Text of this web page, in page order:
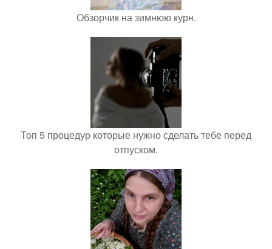
Обзорчик на зимнюю курн.
Топ 5 процедур которые нужно сделать тебе перед
отпуском.